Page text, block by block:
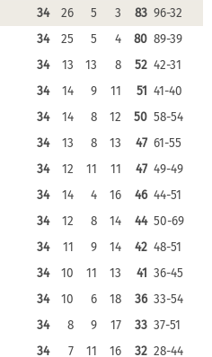
34 26 5 3 83 96-32
34 25 5 4 80 89-39
34 13 13 8 52 42-31
34 14 9 11 51 41-40
34 14 8 12 50 58-54
34 13 8 13 47 61-55
34 12 11 11 47 49-49
34 14 4 16 46 44-51
34 12 8 14 44 50-69
34 11 9 14 42 48-51
34 10 11 13 41 36-45
34 10 6 18 36 33-54
34 8 9 17 33 37-51
34 7 11 16 32 28-44